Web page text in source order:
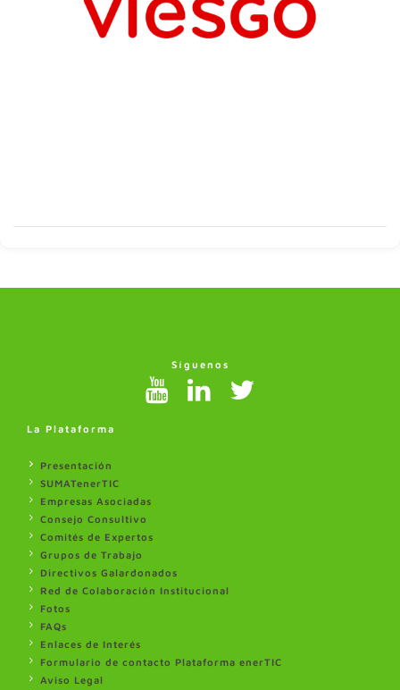
Síguenos
La Plataforma
Presentación
SUMATenerTIC
Empresas Asociadas
Consejo Consultivo
Comités de Expertos
Grupos de Trabajo
Directivos Galardonados
Red de Colaboración Institucional
Fotos
FAQs
Enlaces de Interés
Formulario de contacto Plataforma enerTIC
Aviso Legal